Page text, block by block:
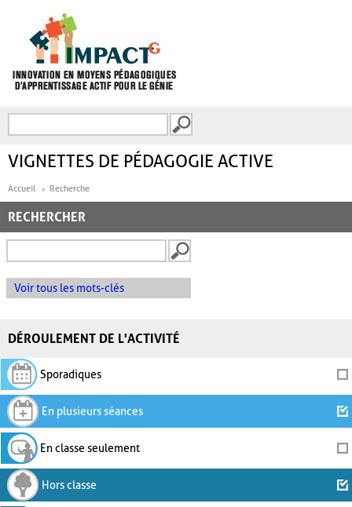
FORMULAIRE DE
VIGNETTES DE PÉDAGOGIE ACTIVE
Accueil Recherche
RECHERCHER
Voir tous les mots-clés
DÉROULEMENT DE L'ACTIVITÉ
Sporadiques
En plusieurs séances
En classe seulement
Hors classe